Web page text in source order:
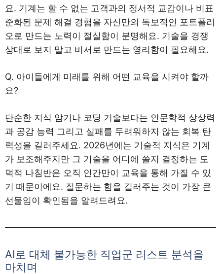
요. 기계는 할 수 없는 고객과의 정서적 교감이나 비표
준화된 문제 해결 경험을 자신만의 독보적인 포트폴리
오로 만드는 노력이 절실함이 분명해요. 기술을 경쟁
상대로 보지 말고 비서로 만드는 영리함이 필요해요.
Q. 아이들에게 미래를 위해 어떤 교육을 시켜야 할까
요?
단순한 지식 암기나 코딩 기술보다는 인문학적 상상력
과 공감 능력 그리고 실패를 두려워하지 않는 회복 탄
력성을 길러주세요. 2026년에는 기술적 지식은 기계
가 보조해주지만 그 기술을 어디에 쓸지 결정하는 도
덕적 나침반은 오직 인간만이 교육을 통해 가질 수 있
기 때문이에요. 질문하는 힘을 길러주는 것이 가장 큰
선물임이 확인됨을 알려드려요.
AI로 대체 불가능한 직업군 리스트 분석을
마치며